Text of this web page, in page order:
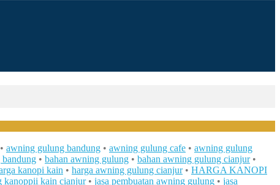
• awning gulung bandung • awning gulung cafe • awning gulung
• bahan awning gulung • bahan awning gulung cianjur•
kanopi kain • harga awning gulung cianjur• HARGA KANOPI
kanoppii kain cianjur• jasa pembuatan awning gulung • jasa